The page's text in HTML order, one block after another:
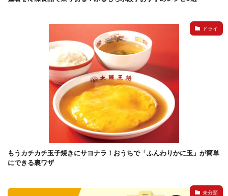
ドライ
もうカチカチ玉子焼きにサヨナラ！おうちで「ふんわりかに玉」が簡単
にできる裏ワザ
未分類